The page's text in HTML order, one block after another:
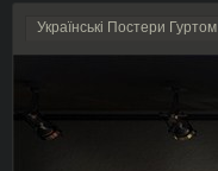
Українські Постери Гуртом